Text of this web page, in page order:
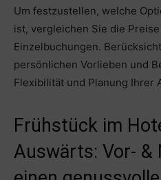
Um festzustellen, welche
ist, vergleichen Sie die
Einzelbuchungen.
persönlichen Vorlieben und
Flexibilität und Planung Ihrer
Frühstück im
Auswärts: Vor- &